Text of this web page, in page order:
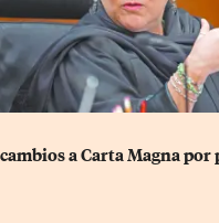
a Carta Magna por